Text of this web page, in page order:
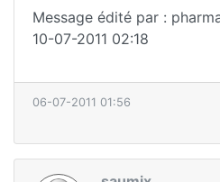
Message édité par :
10-07-2011 02:18
06-07-2011 01:56